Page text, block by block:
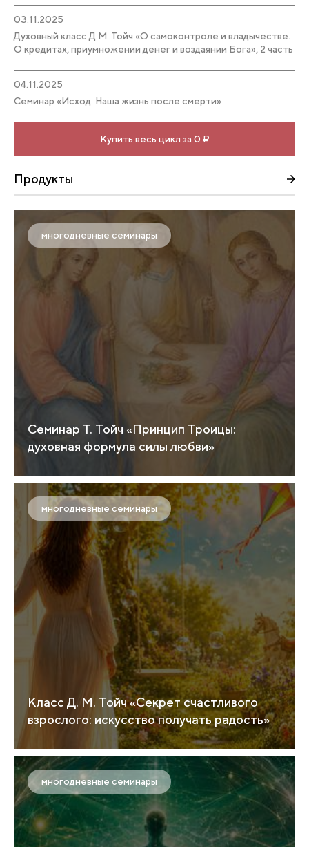
03.11.2025
Духовный класс Д.М. Тойч «О самоконтроле и владычестве.
О кредитах, приумножении денег и воздаянии Бога», 2 часть
04.11.2025
Семинар «Исход. Наша жизнь после смерти»
Купить весь цикл за 0 ₽
Продукты
многодневные семинары
Семинар Т. Тойч «Принцип Троицы:
духовная формула силы любви»
многодневные семинары
Класс Д. М. Тойч «Секрет счастливого
взрослого: искусство получать радость»
многодневные семинары